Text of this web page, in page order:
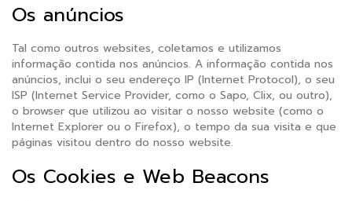
Os anúncios
Tal como outros websites, coletamos e utilizamos
informação contida nos anúncios. A informação contida nos
anúncios, inclui o seu endereço IP (Internet Protocol), o seu
ISP (Internet Service Provider, como o Sapo, Clix, ou outro),
o browser que utilizou ao visitar o nosso website (como o
Internet Explorer ou o Firefox), o tempo da sua visita e que
páginas visitou dentro do nosso website.
Os Cookies e Web Beacons